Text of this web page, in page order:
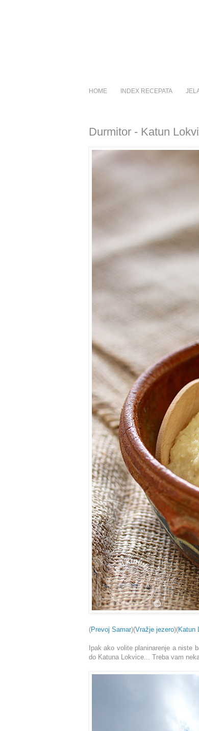
HOME INDEX RECEPATA
Durmitor - Katun
(Prevoj Samar)(Vražje jezero)(Katun
Ipak ako volite planinarenje a niste
do Katuna Lokvice... Treba vam